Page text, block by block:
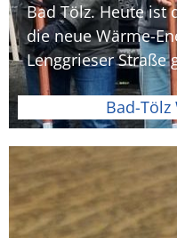
Bad Tölz. Heute ist
die neue Wärme-
Lenggrieser Straße
Bad-